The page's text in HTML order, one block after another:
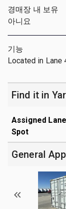
경매장 내 보유
아니요
기능
Located in Lane
Find it in
Assigned
Spot
General